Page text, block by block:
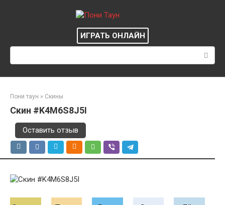
ИГРАТЬ ОНЛАЙН
Пони таун » Скины
Скин #K4M6S8J5I
Оставить отзыв